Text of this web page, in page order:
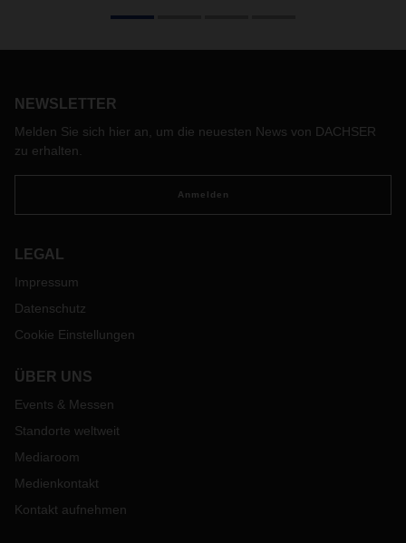
NEWSLETTER
Melden Sie sich hier an, um die neuesten News von DACHSER
zu erhalten.
Anmelden
LEGAL
Impressum
Datenschutz
Cookie Einstellungen
ÜBER UNS
Events & Messen
Standorte weltweit
Mediaroom
Medienkontakt
Kontakt aufnehmen